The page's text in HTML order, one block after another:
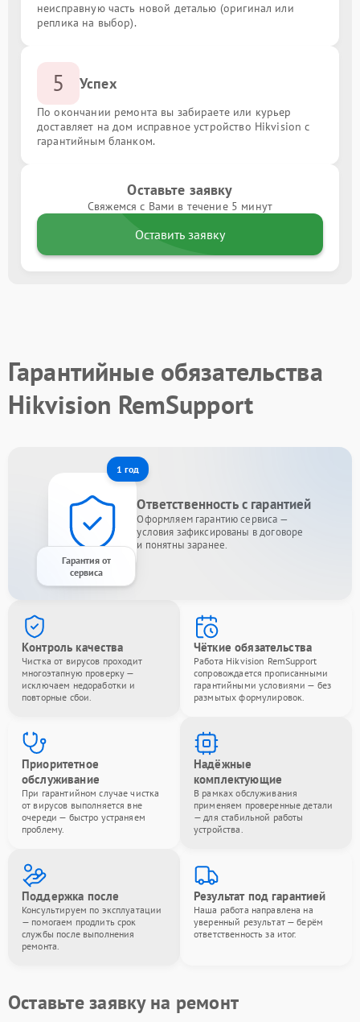
неисправную часть новой деталью (оригинал или
реплика на выбор).
5 Успех
По окончании ремонта вы забираете или курьер
доставляет на дом исправное устройство Hikvision с
гарантийным бланком.
Оставьте заявку
Свяжемся с Вами в течение 5 минут
Оставить заявку
Гарантийные обязательства
Hikvision RemSupport
1 год
Гарантия от
сервиса
Ответственность с гарантией
Оформляем гарантию сервиса —
условия зафиксированы в договоре
и понятны заранее.
Контроль качества
Чистка от вирусов проходит
многоэтапную проверку —
исключаем недоработки и
повторные сбои.
Чёткие обязательства
Работа Hikvision RemSupport
сопровождается прописанными
гарантийными условиями — без
размытых формулировок.
Приоритетное
обслуживание
При гарантийном случае чистка
от вирусов выполняется вне
очереди — быстро устраняем
проблему.
Надёжные
комплектующие
В рамках обслуживания
применяем проверенные детали
— для стабильной работы
устройства.
Поддержка после
Консультируем по эксплуатации
— помогаем продлить срок
службы после выполнения
ремонта.
Результат под гарантией
Наша работа направлена на
уверенный результат — берём
ответственность за итог.
Оставьте заявку на ремонт